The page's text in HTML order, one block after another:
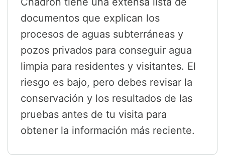
documentos que explican los
procesos de aguas subterráneas y
pozos privados para conseguir agua
limpia para residentes y visitantes. El
riesgo es bajo, pero debes revisar la
conservación y los resultados de las
pruebas antes de tu visita para
obtener la información más reciente.